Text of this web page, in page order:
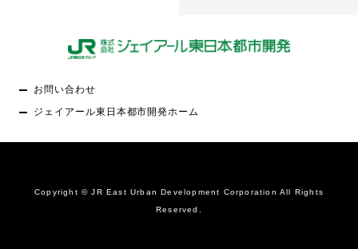
お問い合わせ
ジェイアール東日本都市開発ホーム
Copyright © JR East Urban Development Corporation All Rights
Reserved.